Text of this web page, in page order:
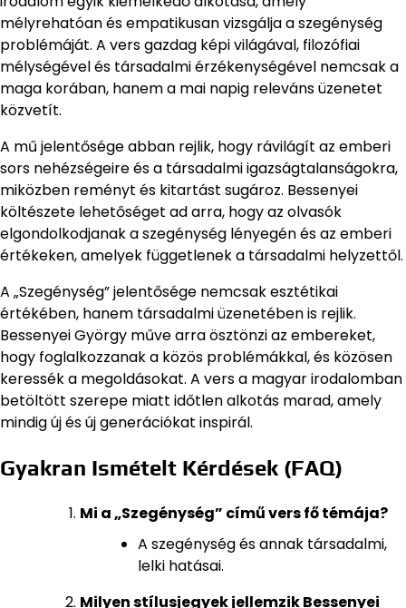
mélyrehatóan és empatikusan vizsgálja a szegénység
problémáját. A vers gazdag képi világával, filozófiai
mélységével és társadalmi érzékenységével nemcsak a
maga korában, hanem a mai napig releváns üzenetet
közvetít.
A mű jelentősége abban rejlik, hogy rávilágít az emberi
sors nehézségeire és a társadalmi igazságtalanságokra,
miközben reményt és kitartást sugároz. Bessenyei
költészete lehetőséget ad arra, hogy az olvasók
elgondolkodjanak a szegénység lényegén és az emberi
értékeken, amelyek függetlenek a társadalmi helyzettől.
A „Szegénység” jelentősége nemcsak esztétikai
értékében, hanem társadalmi üzenetében is rejlik.
Bessenyei György műve arra ösztönzi az embereket,
hogy foglalkozzanak a közös problémákkal, és közösen
keressék a megoldásokat. A vers a magyar irodalomban
betöltött szerepe miatt időtlen alkotás marad, amely
mindig új és új generációkat inspirál.
Gyakran Ismételt Kérdések (FAQ)
Mi a „Szegénység” című vers fő témája?
A szegénység és annak társadalmi,
lelki hatásai.
Milyen stílusjegyek jellemzik Bessenyei